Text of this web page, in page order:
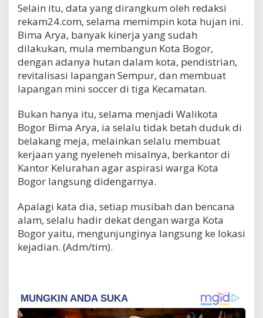
Selain itu, data yang dirangkum oleh redaksi
rekam24.com, selama memimpin kota hujan ini.
Bima Arya, banyak kinerja yang sudah
dilakukan, mula membangun Kota Bogor,
dengan adanya hutan dalam kota, pendistrian,
revitalisasi lapangan Sempur, dan membuat
lapangan mini soccer di tiga Kecamatan.
Bukan hanya itu, selama menjadi Walikota
Bogor Bima Arya, ia selalu tidak betah duduk di
belakang meja, melainkan selalu membuat
kerjaan yang nyeleneh misalnya, berkantor di
Kantor Kelurahan agar aspirasi warga Kota
Bogor langsung didengarnya.
Apalagi kata dia, setiap musibah dan bencana
alam, selalu hadir dekat dengan warga Kota
Bogor yaitu, mengunjunginya langsung ke lokasi
kejadian. (Adm/tim).